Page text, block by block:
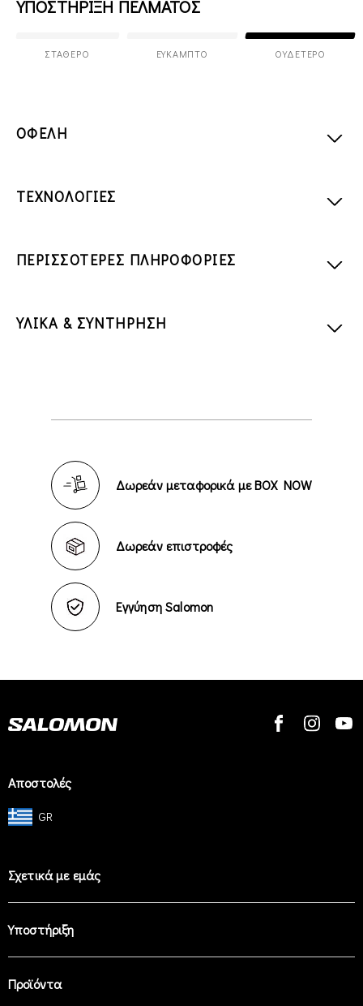
ΥΠΟΣΤΗΡΙΞΗ ΠΕΛΜΑΤΟΣ
ΣΤΑΘΕΡΌ ΕΎΚΑΜΠΤΟ ΟΥΔΈΤΕΡΟ
ΟΦΕΛΗ
ΤΕΧΝΟΛΟΓΙΕΣ
ΠΕΡΙΣΣΟΤΕΡΕΣ ΠΛΗΡΟΦΟΡΙΕΣ
ΥΛΙΚΑ & ΣΥΝΤΗΡΗΣΗ
Δωρεάν μεταφορικά με BOX NOW
Δωρεάν επιστροφές
Εγγύηση Salomon
Αποστολές
GR
Σχετικά με εμάς
Υποστήριξη
Προϊόντα